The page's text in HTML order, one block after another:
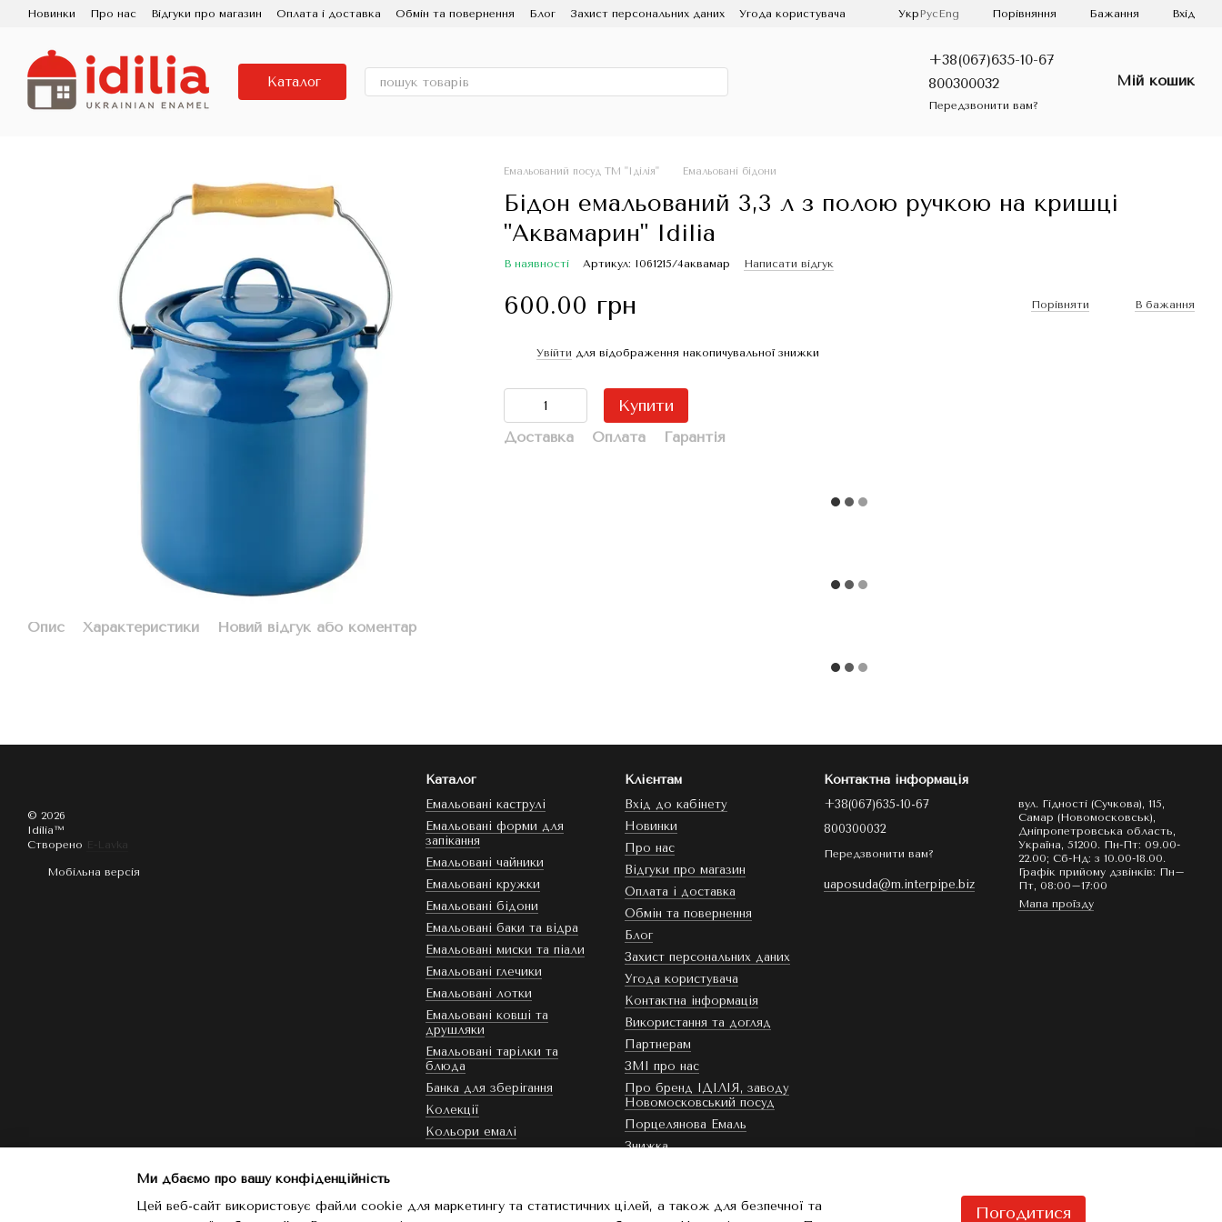
Перейти до основного контенту
Новинки Про нас Відгуки про магазин Оплата і доставка Обмін та повернення Блог Захист персональних даних
Угода користувача
Порцелянова Емаль
Укр Рус Eng Порівняння Бажання Вхід
Каталог
+38(067)635-10-67
800300032
Передзвонити вам?
Мій кошик
Опис Характеристики Новий відгук або коментар
Емальований посуд ТМ "Іділія" Емальовані бідони
Бідон емальований 3,3 л з полою ручкою на кришці
"Аквамарин" Idilia
В наявності Артикул: I061215/4аквамар Написати відгук
600.00 грн Порівняти В бажання
Увійти для відображення накопичувальної знижки
Купити
Доставка Оплата Гарантія
© 2026
Idilia™️
Створено E-Lavka
Мобільна версія
Каталог
Емальовані каструлі
Емальовані форми для
запікання
Емальовані чайники
Емальовані кружки
Емальовані бідони
Емальовані баки та відра
Емальовані миски та піали
Емальовані глечики
Емальовані лотки
Емальовані ковші та
друшляки
Емальовані тарілки та
блюда
Банка для зберігання
Колекції
Кольори емалі
Клієнтам
Вхід до кабінету
Новинки
Про нас
Відгуки про магазин
Оплата і доставка
Обмін та повернення
Блог
Захист персональних даних
Угода користувача
Контактна інформація
Використання та догляд
Партнерам
ЗМІ про нас
Про бренд ІДІЛІЯ, заводу
Новомосковський посуд
Порцелянова Емаль
Знижка
Контактна інформація
+38(067)635-10-67
800300032
Передзвонити вам?
uaposuda@m.interpipe.biz
вул. Гідності (Сучкова), 115,
Самар (Новомосковськ),
Дніпропетровська область,
Україна, 51200. Пн-Пт: 09.00-
22.00; Сб-Нд: з 10.00-18.00.
Графік прийому дзвінків: Пн–
Пт, 08:00–17:00
Мапа проїзду
Ми дбаємо про вашу конфіденційність
Цей веб-сайт використовує файли cookie для маркетингу та статистичних цілей, а також для безпечної та
Погодитися